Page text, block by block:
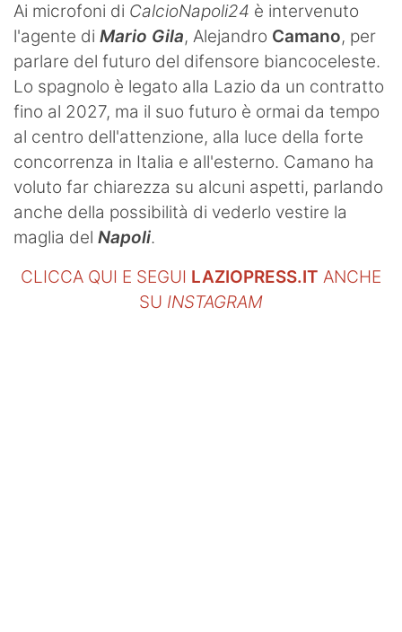
Ai microfoni di CalcioNapoli24 è intervenuto
l'agente di Mario Gila, Alejandro Camano, per
parlare del futuro del difensore biancoceleste.
Lo spagnolo è legato alla Lazio da un contratto
fino al 2027, ma il suo futuro è ormai da tempo
al centro dell'attenzione, alla luce della forte
concorrenza in Italia e all'esterno. Camano ha
voluto far chiarezza su alcuni aspetti, parlando
anche della possibilità di vederlo vestire la
maglia del Napoli.
CLICCA QUI E SEGUI LAZIOPRESS.IT ANCHE
SU INSTAGRAM